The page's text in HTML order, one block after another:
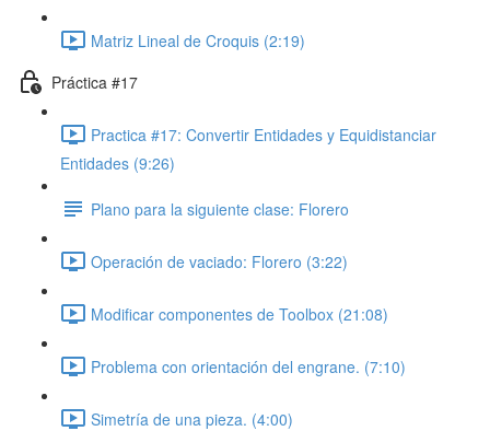
Matriz Lineal de Croquis (2:19)
Práctica #17
Practica #17: Convertir Entidades y Equidistanciar
Entidades (9:26)
Plano para la siguiente clase: Florero
Operación de vaciado: Florero (3:22)
Modificar componentes de Toolbox (21:08)
Problema con orientación del engrane. (7:10)
Simetría de una pieza. (4:00)